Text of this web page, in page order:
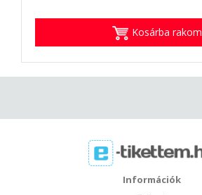
Kosárba rakom
Információk